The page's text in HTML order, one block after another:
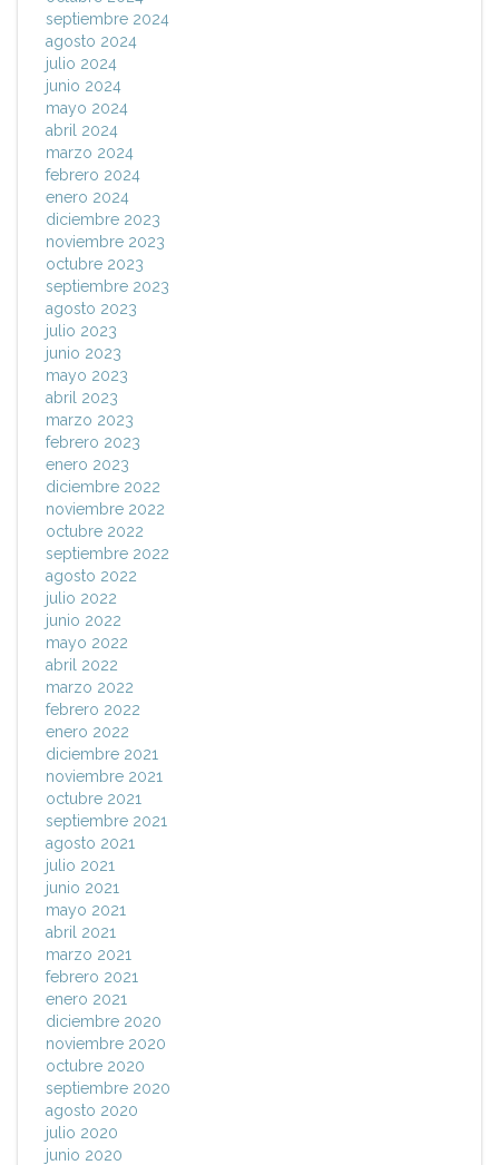
septiembre 2024
agosto 2024
julio 2024
junio 2024
mayo 2024
abril 2024
marzo 2024
febrero 2024
enero 2024
diciembre 2023
noviembre 2023
octubre 2023
septiembre 2023
agosto 2023
julio 2023
junio 2023
mayo 2023
abril 2023
marzo 2023
febrero 2023
enero 2023
diciembre 2022
noviembre 2022
octubre 2022
septiembre 2022
agosto 2022
julio 2022
junio 2022
mayo 2022
abril 2022
marzo 2022
febrero 2022
enero 2022
diciembre 2021
noviembre 2021
octubre 2021
septiembre 2021
agosto 2021
julio 2021
junio 2021
mayo 2021
abril 2021
marzo 2021
febrero 2021
enero 2021
diciembre 2020
noviembre 2020
octubre 2020
septiembre 2020
agosto 2020
julio 2020
junio 2020